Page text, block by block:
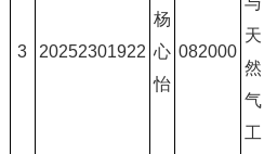
3 20252301922
杨
心
怡
082000
天
然
气
工